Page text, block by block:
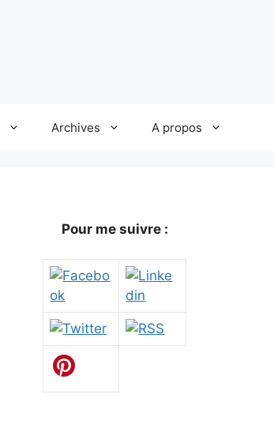
Archives A propos
Pour me suivre :